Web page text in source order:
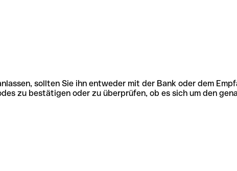
sollten Sie ihn entweder mit der Bank oder dem
zu bestätigen oder zu überprüfen, ob es sich um den